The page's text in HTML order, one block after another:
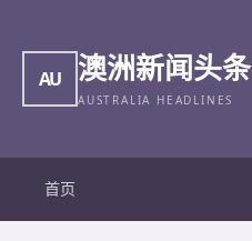
AU 澳洲新闻头条
AUSTRALIA HEADLINES
首页